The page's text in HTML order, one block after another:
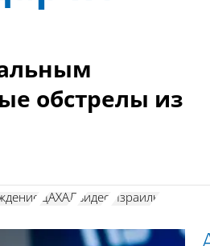
обстрелы из
ЦАХАЛ видео Израиль